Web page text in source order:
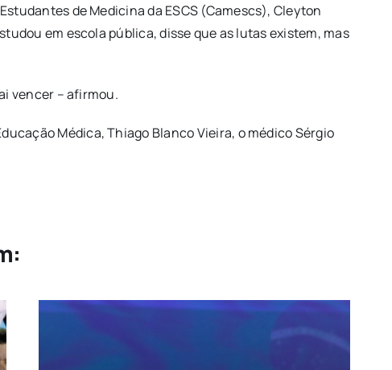
de Medicina da ESCS (Camescs), Cleyton
em escola pública, disse que as lutas existem, mas
vencer – afirmou.
Médica, Thiago Blanco Vieira, o médico Sérgio